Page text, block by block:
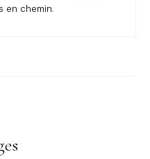
en chemin.